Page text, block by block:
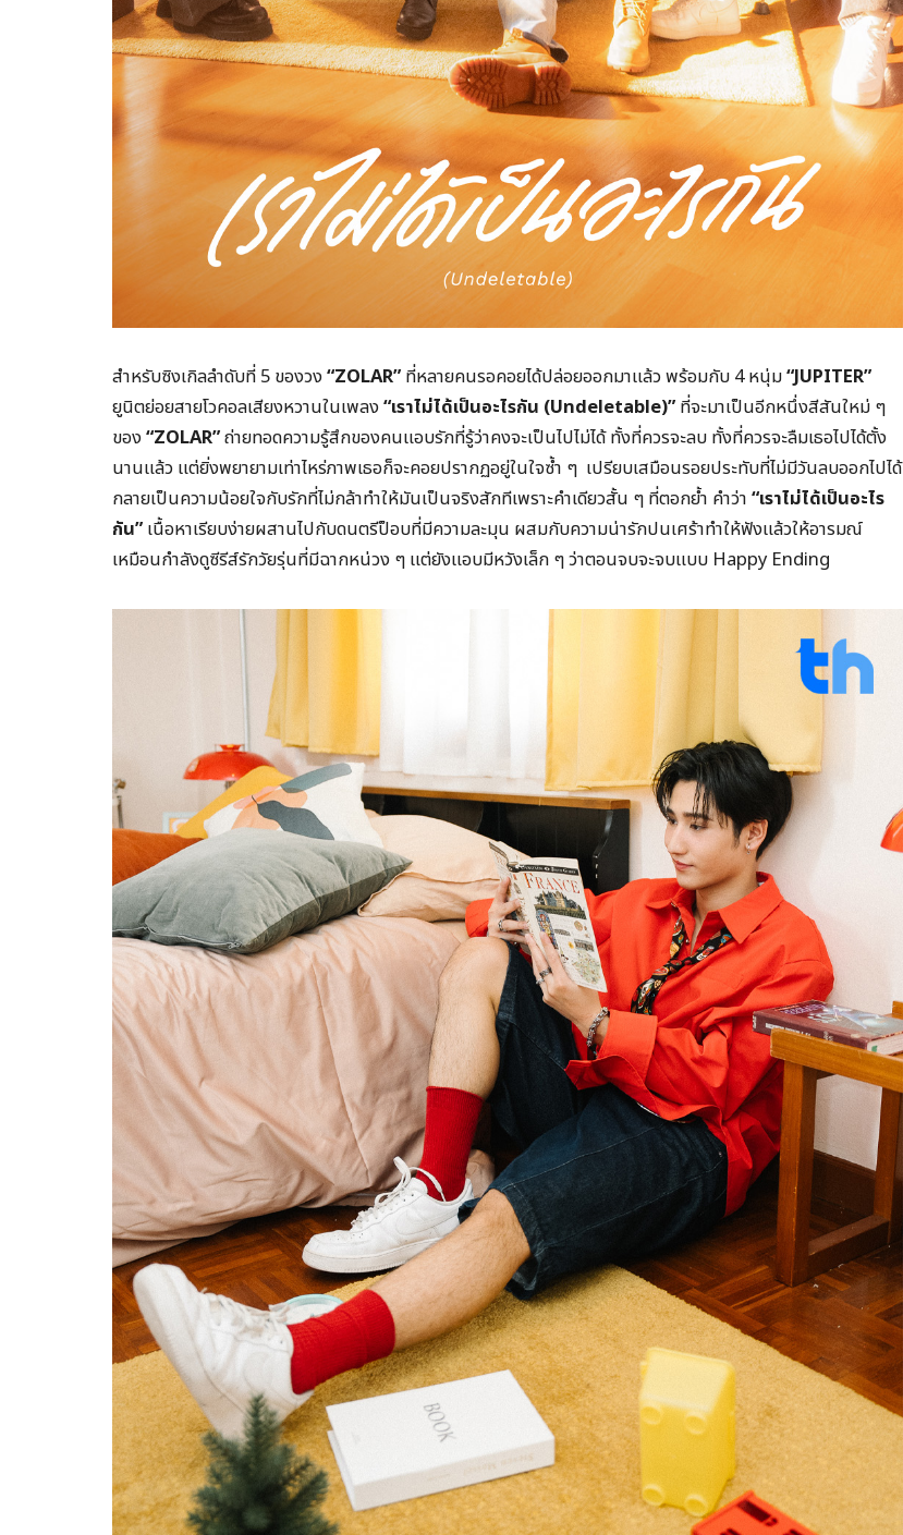
สำหรับซิงเกิลลำดับที่ 5 ของวง“ZOLAR” ที่หลายคนรอคอยได้ปล่อยออกมาแล้ว พร้อมกับ 4 หนุ่ม“JUPITER”
ยูนิตย่อยสายโวคอลเสียงหวานในเพลง“เราไม่ได้เป็นอะไรกัน (Undeletable)” ที่จะมาเป็นอีกหนึ่งสีสันใหม่ ๆ
ของ“ZOLAR”ถ่ายทอดความรู้สึกของคนแอบรักที่รู้ว่าคงจะเป็นไปไม่ได้ ทั้งที่ควรจะลบ ทั้งที่ควรจะลืมเธอไปได้ตั้ง
นานแล้ว แต่ยิ่งพยายามเท่าไหร่ภาพเธอก็จะคอยปรากฏอยู่ในใจซ้ำ ๆ เปรียบเสมือนรอยประทับที่ไม่มีวันลบออกไปได้
กลายเป็นความน้อยใจกับรักที่ไม่กล้าทำให้มันเป็นจริงสักทีเพราะคำเดียวสั้น ๆ ที่ตอกย้ำ คำว่า “เราไม่ได้เป็นอะไร
กัน” เนื้อหาเรียบง่ายผสานไปกับดนตรีป็อบที่มีความละมุน ผสมกับความน่ารักปนเศร้าทำให้ฟังแล้วให้อารมณ์
เหมือนกำลังดูซีรีส์รักวัยรุ่นที่มีฉากหน่วง ๆ แต่ยังแอบมีหวังเล็ก ๆ ว่าตอนจบจะจบแบบ Happy Ending